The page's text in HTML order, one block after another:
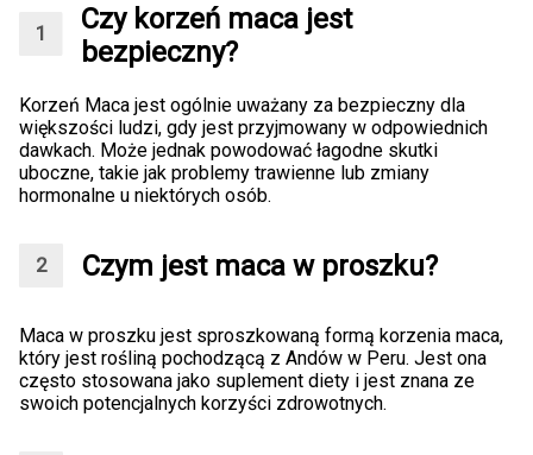
Czy korzeń maca jest
bezpieczny?
Korzeń Maca jest ogólnie uważany za bezpieczny dla
większości ludzi, gdy jest przyjmowany w odpowiednich
dawkach. Może jednak powodować łagodne skutki
uboczne, takie jak problemy trawienne lub zmiany
hormonalne u niektórych osób.
Czym jest maca w proszku?
Maca w proszku jest sproszkowaną formą korzenia maca,
który jest rośliną pochodzącą z Andów w Peru. Jest ona
często stosowana jako suplement diety i jest znana ze
swoich potencjalnych korzyści zdrowotnych.